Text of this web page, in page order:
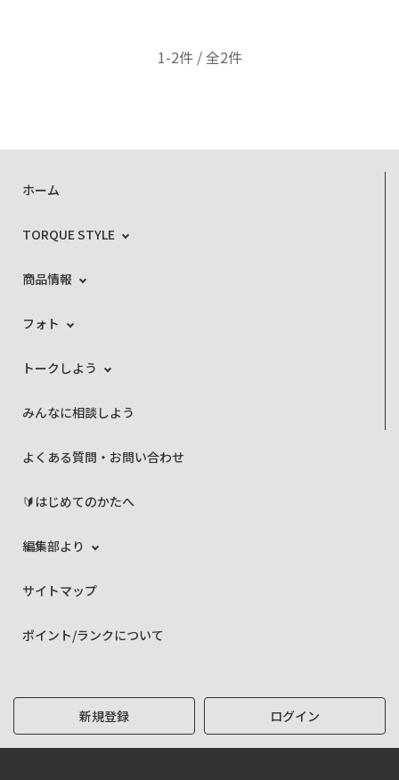
1-2件 / 全2件
ホーム
TORQUE STYLE
商品情報
フォト
トークしよう
みんなに相談しよう
よくある質問・お問い合わせ
🔰はじめてのかたへ
編集部より
サイトマップ
ポイント/ランクについて
新規登録 ログイン